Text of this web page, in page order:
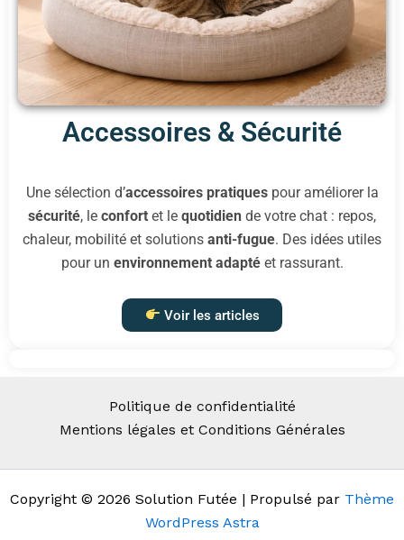
Accessoires & Sécurité
Une sélection d’accessoires pratiquespour améliorer la
sécurité, le confort et le quotidien de votre chat : repos,
chaleur, mobilité et solutions anti-fugue. Des idées utiles
pour un environnement adaptéet rassurant.
Voir les articles
Politique de confidentialité
Mentions légales et Conditions Générales
Copyright © 2026 Solution Futée | Propulsé par Thème
WordPress Astra